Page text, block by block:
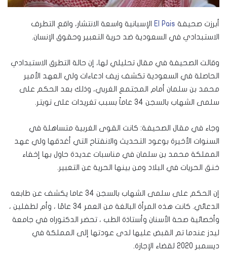
أبرزت صحيفة El Pais
الإسبانية واسعة الانتشار، واقع التطرف
الاستبدادي في السعودية ضد حرية التعبير وحقوق الإنسان.
وقالت الصحيفة في مقال تحليلي لها، إن حالة التطرق الاستبدادي
الحاصلة في السعودية تكشف زيف ادعاءات ولي العهد الأمير
محمد بن سلمان أمام المجتمع الغربي، وذلك بعد الحكم على
سلمى الشهاب بالسجن 34 عاماً بسبب تغريدات على تويتر.
وجاء في مقال الصحيفة: كانت القوى الغربية متساهلة في
السنوات الأخيرة بوعود التحديث والانفتاح التي أغدقها ولي عهد
المملكة محمد بن سلمان في مناسبات عديدة حاول بها إخفاء
خنق الحريات في البلاد ومن بينها الحرية عن التعبير.
إن الحكم على سلمى الشهاب بالسجن 34 عاما يكشف عن طابعه
الدعائي. كانت هذه المرأة البالغة من العمر 34 عامًا ، وأم لطفلين ،
وأخصائية صحة الأسنان وأستاذة الطب ، تحضر الدكتوراه في جامعة
ليدز عندما تم القبض عليها لدى عودتها إلى المملكة في
ديسمبر 2020 لقضاء الإجازة.